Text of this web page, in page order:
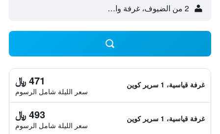
2 من الضيوف، غرفة واحدة
غرفة قياسية، 1 سرير كوين 471 ﷼
سعر الليلة شامل الرسوم
غرفة قياسية، 1 سرير كوين 493 ﷼
سعر الليلة شامل الرسوم